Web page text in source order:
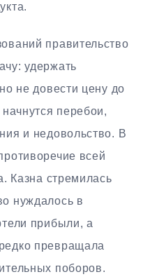
правительство
удержать
не довести цену до
перебои,
и недовольство. В
всей
Казна стремилась
нуждалось в
прибыли, а
превращала
поборов.